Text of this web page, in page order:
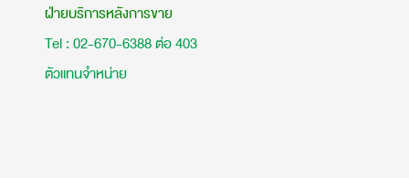
ฝ่ายบริการหลังการขาย
Tel : 02-670-6388 ต่อ 403
ตัวแทนจำหน่าย